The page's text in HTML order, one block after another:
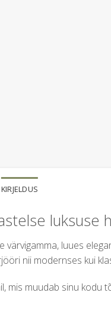
KIRJELDUS
luksuse
luues
nii modernses kui
muudab sinu kodu